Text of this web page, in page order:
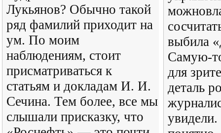
Лукьянов? Обычно такой
ряд фамилий приходит на
ум. По моим
наблюдениям, стоит
присматриваться к
статьям и докладам И. И.
Сечина. Тем более, все мы
слышали присказку, что
выбила
Самую-
для
деталь